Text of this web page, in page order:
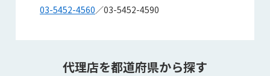
03-5452-4560／03-5452-4590
代理店を都道府県から探す